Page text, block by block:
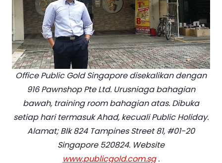
Office Public Gold Singapore disekalikan dengan
916 Pawnshop Pte Ltd. Urusniaga bahagian
bawah, training room bahagian atas. Dibuka
setiap hari termasuk Ahad, kecuali Public Holiday.
Alamat; Blk 824 Tampines Street 81, #01-20
Singapore 520824. Website
www.publicgold.com.sg.